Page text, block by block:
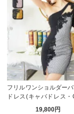
フリルワンショルダー
ドレス(キャバドレス
ESS)【メーカーお取り寄
19,800円